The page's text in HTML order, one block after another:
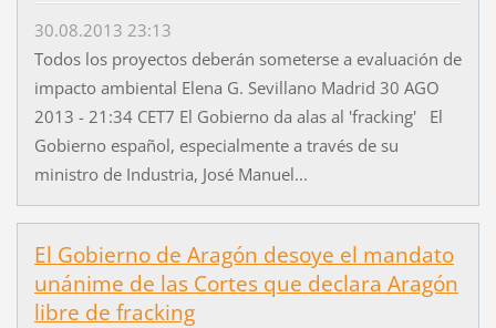
30.08.2013 23:13
Todos los proyectos deberán someterse a evaluación de
impacto ambiental Elena G. Sevillano Madrid 30 AGO
2013 - 21:34 CET7 El Gobierno da alas al 'fracking' El
Gobierno español, especialmente a través de su
ministro de Industria, José Manuel...
El Gobierno de Aragón desoye el mandato
unánime de las Cortes que declara Aragón
libre de fracking